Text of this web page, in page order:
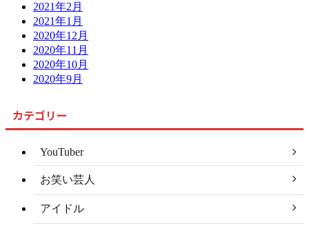
2021年2月
2021年1月
2020年12月
2020年11月
2020年10月
2020年9月
カテゴリー
YouTuber
お笑い芸人
アイドル